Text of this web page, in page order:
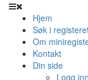
Hjem
Søk i
Om
Kontakt
Din side
Logg inn